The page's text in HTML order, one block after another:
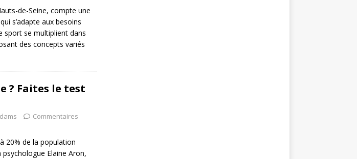
de-Seine, compte une
s’adapte aux besoins
sport se multiplient dans
des concepts variés
? Faites le test
Commentaires
20% de la population
Elaine Aron,